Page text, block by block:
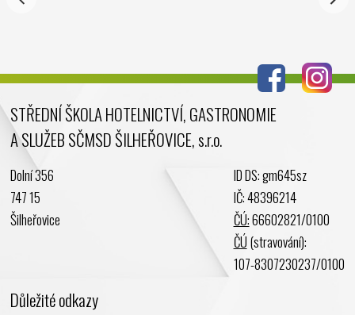
Duben 2024
Březen 2024
Leden 2024
Listopad 2023
Srpen 2023
STŘEDNÍ ŠKOLA HOTELNICTVÍ, GASTRONOMIE
A SLUŽEB SČMSD ŠILHEŘOVICE, s.r.o.
Dolní 356
747 15
Šilheřovice
ID DS: gm645sz
IČ: 48396214
ČÚ:66602821/0100
ČÚ (stravování):
107-8307230237/0100
Důležité odkazy